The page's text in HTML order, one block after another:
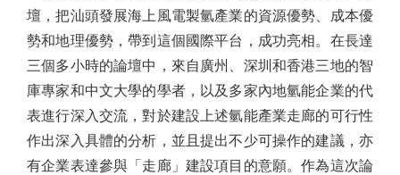
壇，把汕頭發展海上風電製氫產業的資源優勢、成本優
勢和地理優勢，帶到這個國際平台，成功亮相。在長達
三個多小時的論壇中，來自廣州、深圳和香港三地的智
庫專家和中文大學的學者，以及多家內地氫能企業的代
表進行深入交流，對於建設上述氫能產業走廊的可行性
作出深入具體的分析，並且提出不少可操作的建議，亦
有企業表達參與「走廊」建設項目的意願。作為這次論